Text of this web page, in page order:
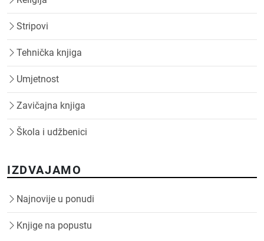
Stripovi
Tehnička knjiga
Umjetnost
Zavičajna knjiga
Škola i udžbenici
IZDVAJAMO
Najnovije u ponudi
Knjige na popustu